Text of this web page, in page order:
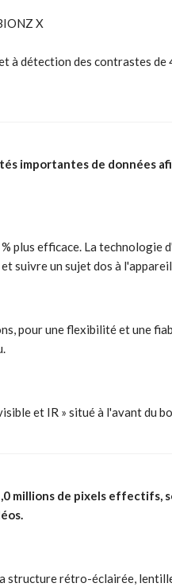
X
à détection des contrastes de
importantes de données
plus efficace. La technologie
suivre un sujet dos à
pour une flexibilité et une
et IR » situé à l'avant
millions de pixels effectifs,
structure rétro-éclairée,